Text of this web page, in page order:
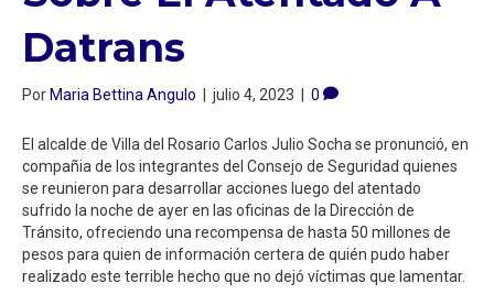
Datrans
PorMaria Bettina Angulo | julio 4, 2023 | 0
El alcalde de Villa del Rosario Carlos Julio Socha se pronunció, en
compañia de los integrantes del Consejo de Seguridad quienes
se reunieron para desarrollar acciones luego del atentado
sufrido la noche de ayer en las oficinas de la Dirección de
Tránsito, ofreciendo una recompensa de hasta 50 millones de
pesos para quien de información certera de quién pudo haber
realizado este terrible hecho que no dejó víctimas que lamentar.